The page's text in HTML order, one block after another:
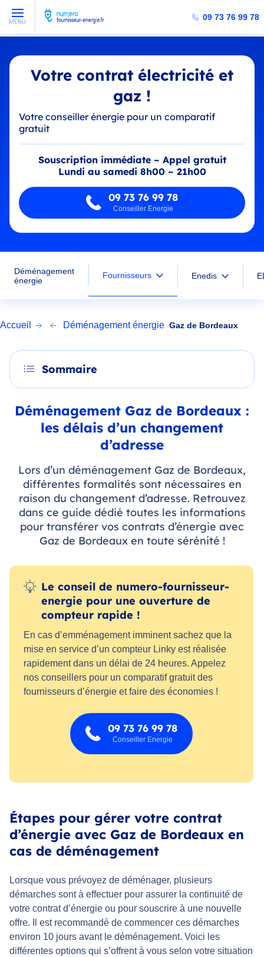
MENU 09 73 76 99 78
Votre contrat électricité et
gaz !
Votre conseiller énergie pour un comparatif
gratuit
Souscription immédiate – Appel gratuit
Lundi au samedi 8h00 – 21h00
09 73 76 99 78
Conseiller Energie
Déménagement
énergie
Fournisseurs Enedis
Accueil Déménagement énergie Gaz de Bordeaux
Sommaire
Déménagement Gaz de Bordeaux :
les délais d’un changement
d’adresse
Lors d’un déménagement Gaz de Bordeaux,
différentes formalités sont nécessaires en
raison du changement d’adresse. Retrouvez
dans ce guide dédié toutes les informations
pour transférer vos contrats d’énergie avec
Gaz de Bordeaux en toute sérénité !
Le conseil de numero-fournisseur-
energie pour une ouverture de
compteur rapide !
En cas d’emménagement imminent sachez que la
mise en service d’un compteur Linky est réalisée
rapidement dans un délai de 24 heures. Appelez
nos conseillers pour un comparatif gratuit des
fournisseurs d’énergie et faire des économies !
09 73 76 99 78
Conseiller Energie
Étapes pour gérer votre contrat
d’énergie avec Gaz de Bordeaux en
cas de déménagement
Lorsque vous prévoyez de déménager, plusieurs
démarches sont à effectuer pour assurer la continuité de
votre contrat d’énergie ou pour souscrire à une nouvelle
offre. Il est recommandé de commencer ces démarches
environ 10 jours avant le déménagement. Voici les
différentes options qui s’offrent à vous selon votre situation